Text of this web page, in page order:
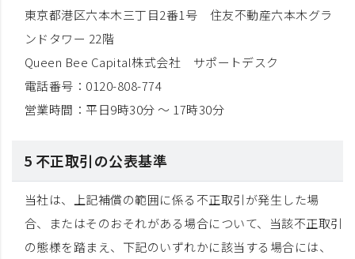
東京都港区六本木三丁目2番1号 住友不動産六本木グラ
ンドタワー 22階
Queen Bee Capital株式会社 サポートデスク
電話番号：0120-808-774
営業時間：平日9時30分 ～ 17時30分
5 不正取引の公表基準
当社は、上記補償の範囲に係る不正取引が発生した場
合、またはそのおそれがある場合について、当該不正取引
の態様を踏まえ、下記のいずれかに該当する場合には、